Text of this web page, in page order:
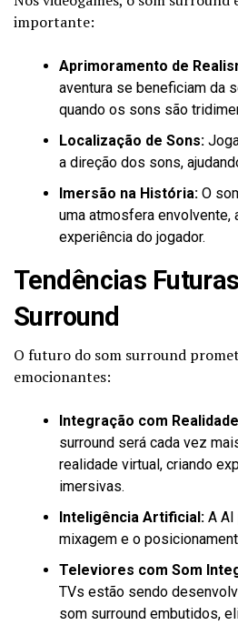
importante:
Aprimoramento de
aventura se beneficiam da
quando os sons são
Localização de Sons:
a direção dos sons,
Imersão na História: O
uma atmosfera envolvente,
experiência do jogador.
Tendências
Surround
O futuro do som surround
emocionantes:
Integração com
surround será cada vez
realidade virtual, criando
imersivas.
Inteligência Artificial: A AI
mixagem e o
Televiores com Som
TVs estão sendo
som surround embutidos,